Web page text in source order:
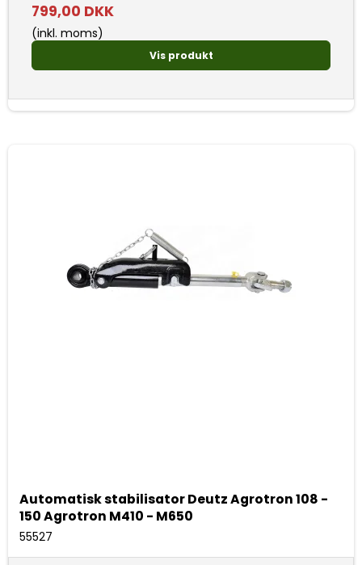
799,00 DKK
(inkl. moms)
Vis produkt
Automatisk stabilisator Deutz Agrotron 108 -
150 Agrotron M410 - M650
55527